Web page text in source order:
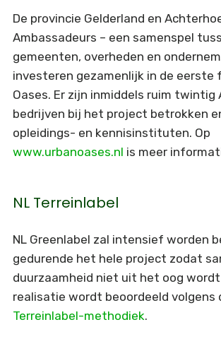
De provincie Gelderland en
Ambassadeurs – een samenspel
gemeenten, overheden en
investeren gezamenlijk in de eerste
Oases. Er zijn inmiddels ruim twintig
bedrijven bij het project betrokken
opleidings- en kennisinstituten. Op
www.urbanoases.nl is meer
NL Terreinlabel
NL Greenlabel zal intensief worden
gedurende het hele project zodat
duurzaamheid niet uit het oog wordt
realisatie wordt beoordeeld volgens
Terreinlabel-methodiek.